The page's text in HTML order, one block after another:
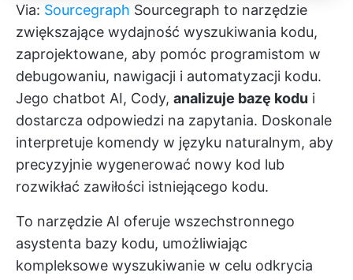
Via: Sourcegraph Sourcegraph to narzędzie
zwiększające wydajność wyszukiwania kodu,
zaprojektowane, aby pomóc programistom w
debugowaniu, nawigacji i automatyzacji kodu.
Jego chatbot AI, Cody, analizuje bazę kodu i
dostarcza odpowiedzi na zapytania. Doskonale
interpretuje komendy w języku naturalnym, aby
precyzyjnie wygenerować nowy kod lub
rozwikłać zawiłości istniejącego kodu.
To narzędzie AI oferuje wszechstronnego
asystenta bazy kodu, umożliwiając
kompleksowe wyszukiwanie w celu odkrycia